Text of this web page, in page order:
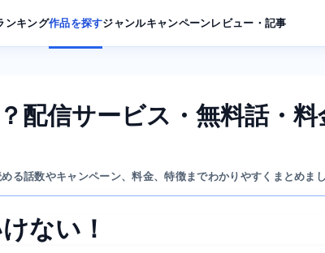
ンキング作品を探すジャンルキャンペーンレビュー・記事
配信サービス・無料話・料
る話数やキャンペーン、料金、特徴までわかりやすくまとめま
ない！